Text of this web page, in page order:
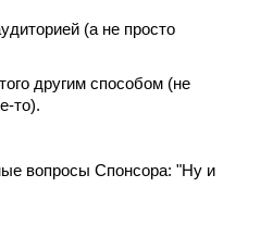
(а не просто
другим способом (не
то).
вопросы Спонсора: "Ну и